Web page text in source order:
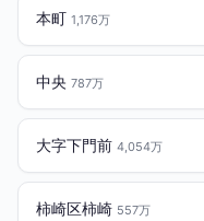
本町 1,176万
中央 787万
大字下門前 4,054万
柿崎区柿崎 557万